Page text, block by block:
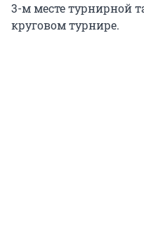
3-м месте турнирной
круговом турнире.